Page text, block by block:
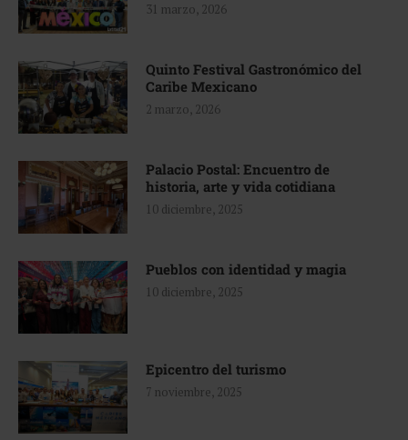
31 marzo, 2026
Quinto Festival Gastronómico del
Caribe Mexicano
2 marzo, 2026
Palacio Postal: Encuentro de
historia, arte y vida cotidiana
10 diciembre, 2025
Pueblos con identidad y magia
10 diciembre, 2025
Epicentro del turismo
7 noviembre, 2025